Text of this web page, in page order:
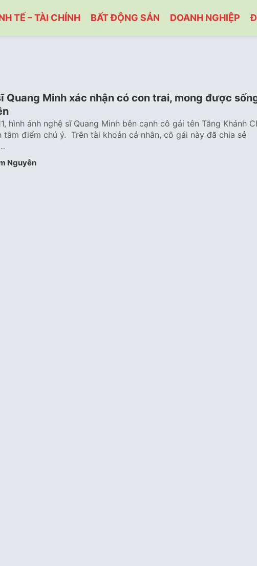
TẾ – TÀI CHÍNH BẤT ĐỘNG SẢN DOANH NGHIỆP
Quang Minh xác nhận có con trai, mong được
hình ảnh nghệ sĩ Quang Minh bên cạnh cô gái tên Tăng Khánh
tâm điểm chú ý. Trên tài khoản cá nhân, cô gái này đã chia sẻ
Nguyễn